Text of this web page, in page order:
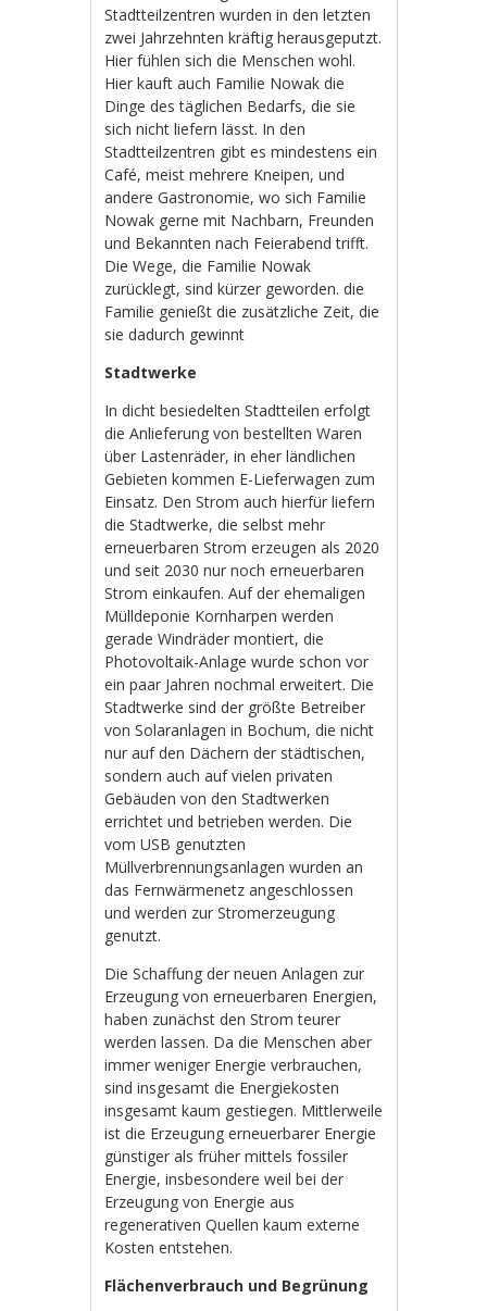
Stadtteilzentren wurden in den letzten
zwei Jahrzehnten kräftig herausgeputzt.
Hier fühlen sich die Menschen wohl.
Hier kauft auch Familie Nowak die
Dinge des täglichen Bedarfs, die sie
sich nicht liefern lässt. In den
Stadtteilzentren gibt es mindestens ein
Café, meist mehrere Kneipen, und
andere Gastronomie, wo sich Familie
Nowak gerne mit Nachbarn, Freunden
und Bekannten nach Feierabend trifft.
Die Wege, die Familie Nowak
zurücklegt, sind kürzer geworden. die
Familie genießt die zusätzliche Zeit, die
sie dadurch gewinnt
Stadtwerke
In dicht besiedelten Stadtteilen erfolgt
die Anlieferung von bestellten Waren
über Lastenräder, in eher ländlichen
Gebieten kommen E-Lieferwagen zum
Einsatz. Den Strom auch hierfür liefern
die Stadtwerke, die selbst mehr
erneuerbaren Strom erzeugen als 2020
und seit 2030 nur noch erneuerbaren
Strom einkaufen. Auf der ehemaligen
Mülldeponie Kornharpen werden
gerade Windräder montiert, die
Photovoltaik-Anlage wurde schon vor
ein paar Jahren nochmal erweitert. Die
Stadtwerke sind der größte Betreiber
von Solaranlagen in Bochum, die nicht
nur auf den Dächern der städtischen,
sondern auch auf vielen privaten
Gebäuden von den Stadtwerken
errichtet und betrieben werden. Die
vom USB genutzten
Müllverbrennungsanlagen wurden an
das Fernwärmenetz angeschlossen
und werden zur Stromerzeugung
genutzt.
Die Schaffung der neuen Anlagen zur
Erzeugung von erneuerbaren Energien,
haben zunächst den Strom teurer
werden lassen. Da die Menschen aber
immer weniger Energie verbrauchen,
sind insgesamt die Energiekosten
insgesamt kaum gestiegen. Mittlerweile
ist die Erzeugung erneuerbarer Energie
günstiger als früher mittels fossiler
Energie, insbesondere weil bei der
Erzeugung von Energie aus
regenerativen Quellen kaum externe
Kosten entstehen.
Flächenverbrauch und Begrünung